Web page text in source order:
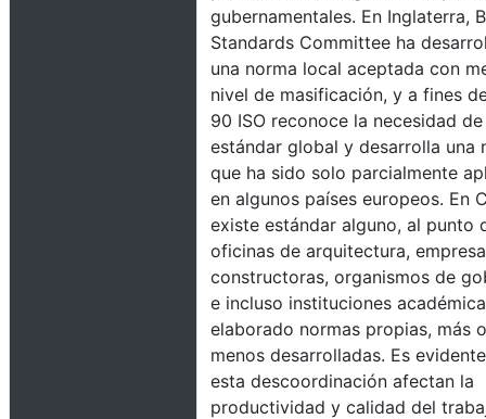
gubernamentales. En Inglaterra,
Standards Committee ha
una norma local aceptada con
nivel de masificación, y a fines
90 ISO reconoce la necesidad
estándar global y desarrolla una
que ha sido solo parcialmente
en algunos países europeos. En
existe estándar alguno, al punto
oficinas de arquitectura,
constructoras, organismos de
e incluso instituciones
elaborado normas propias, más o
menos desarrolladas. Es
esta descoordinación afectan la
productividad y calidad del